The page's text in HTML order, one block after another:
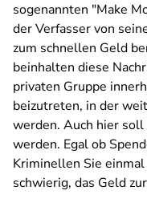
sogenannten "Make
der Verfasser von
zum schnellen Geld
beinhalten diese
privaten Gruppe
beizutreten, in der
werden. Auch hier
werden. Egal ob
Kriminellen Sie
schwierig, das Geld